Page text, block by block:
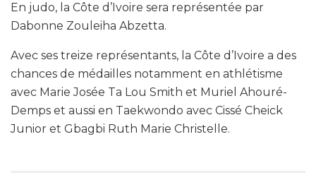
En judo, la Côte d’Ivoire sera représentée par
Dabonne Zouleiha Abzetta.
Avec ses treize représentants, la Côte d’Ivoire a des
chances de médailles notamment en athlétisme
avec Marie Josée Ta Lou Smith et Muriel Ahouré-
Demps et aussi en Taekwondo avec Cissé Cheick
Junior et Gbagbi Ruth Marie Christelle.